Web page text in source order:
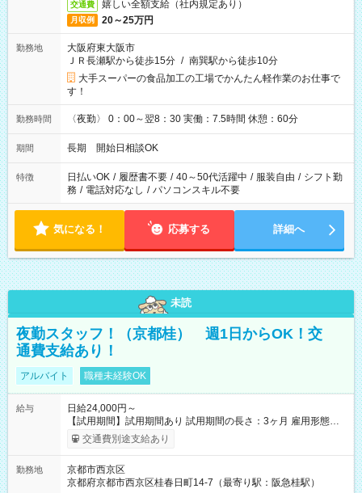
交通費 嬉しい全額支給（社内規定あり）
月収例 20～25万円
勤務地
大阪府東大阪市
ＪＲ長瀬駅から徒歩15分 / 南巽駅から徒歩10分
大手スーパーの食品加工の工場でかんたん軽作業のお仕事で
す！
勤務時間 〈夜勤〉 0：00～翌8：30 実働：7.5時間 休憩：60分
期間 長期 開始日相談OK
特徴 日払いOK / 履歴書不要 / 40～50代活躍中 / 服装自由 / シフト勤
務 / 電話対応なし / パソコンスキル不要
気になる！ 応募する 詳細へ
未読
夜勤スタッフ！（京都桂） 週1日からOK！交
通費支給あり！
アルバイト 職種未経験OK
給与
日給24,000円～
【試用期間】試用期間あり 試用期間の長さ：3ヶ月 雇用形態、
給与は本採用時と同じです。
交通費別途支給あり
勤務地
京都市西京区
京都府京都市西京区桂春日町14-7（最寄り駅：阪急桂駅）